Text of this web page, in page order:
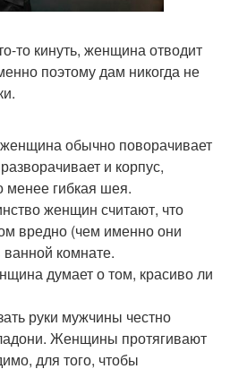
то кинуть, женщина отводит
поэтому дам никогда не
обычно поворачивает
и корпус,
менее гибкая шея.
женщин считают, что
вредно (чем именно они
комнате.
думает о том, красиво ли
руки мужчины честно
Женщины протягивают
для того, чтобы